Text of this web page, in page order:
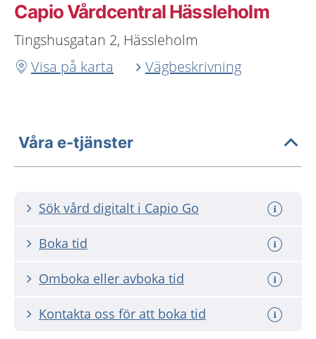
Capio Vårdcentral Hässleholm
Tingshusgatan 2, Hässleholm
Visa på karta
Vägbeskrivning
Våra e-tjänster
Sök vård digitalt i Capio Go
Boka tid
Omboka eller avboka tid
Kontakta oss för att boka tid